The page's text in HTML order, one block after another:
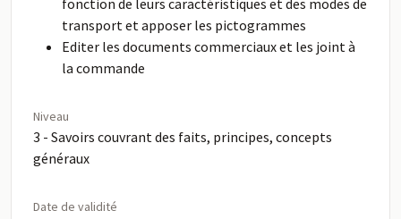
fonction de leurs caractéristiques et des modes de
transport et apposer les pictogrammes
Editer les documents commerciaux et les joint à
la commande
Niveau
3 - Savoirs couvrant des faits, principes, concepts
généraux
Date de validité